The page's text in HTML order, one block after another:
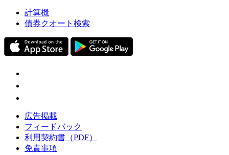
計算機
債券クオート検索
広告掲載
フィードバック
利用契約書（PDF）
免責事項